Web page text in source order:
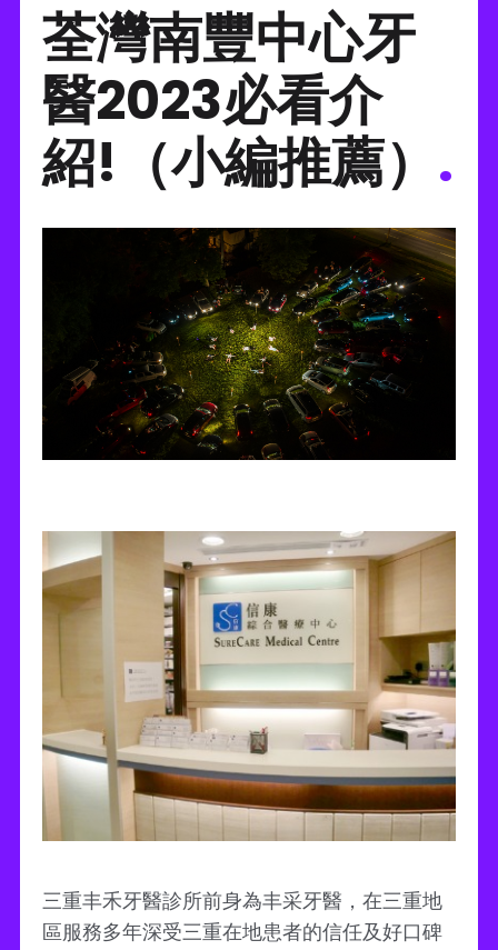
荃灣南豐中心牙
醫2023必看介
紹!（小編推薦） .
三重丰禾牙醫診所前身為丰采牙醫，在三重地
區服務多年深受三重在地患者的信任及好口碑